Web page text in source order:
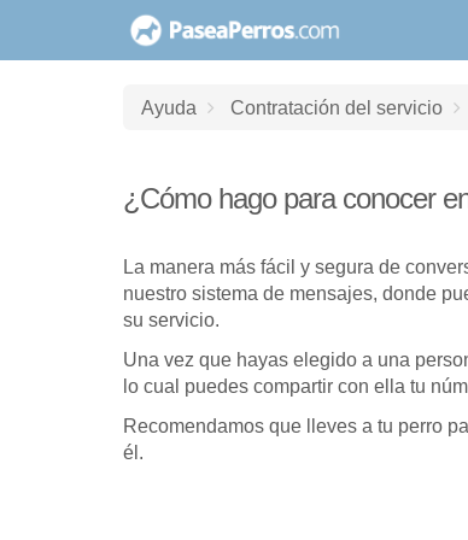
contenido
Ayuda Contratación del servicio
¿Cómo hago para conocer
La manera más fácil y segura de
nuestro sistema de mensajes, donde
su servicio.
Una vez que hayas elegido a una
lo cual puedes compartir con ella tu
Recomendamos que lleves a tu perro
él.